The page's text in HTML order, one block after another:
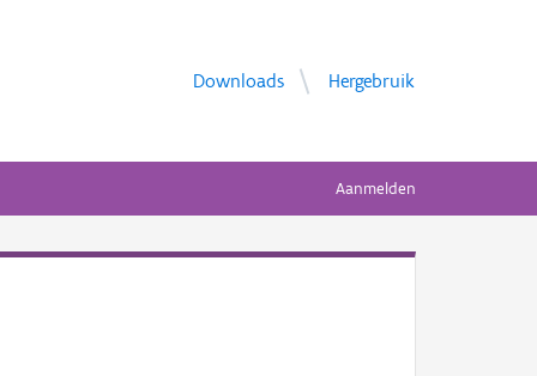
Downloads Hergebruik
Aanmelden